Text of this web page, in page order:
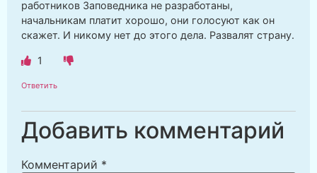
работников Заповедника не разработаны,
начальникам платит хорошо, они голосуют как он
скажет. И никому нет до этого дела. Развалят страну.
1
Ответить
Добавить комментарий
Комментарий *